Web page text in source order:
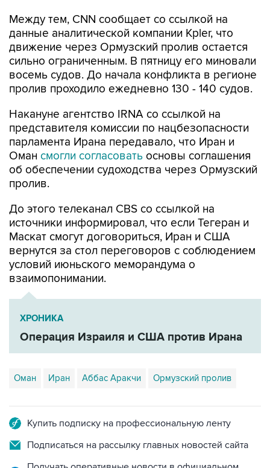
Между тем, CNN сообщает со ссылкой на
данные аналитической компании Kpler, что
движение через Ормузский пролив остается
сильно ограниченным. В пятницу его миновали
восемь судов. До начала конфликта в регионе
пролив проходило ежедневно 130 - 140 судов.
Накануне агентство IRNA со ссылкой на
представителя комиссии по нацбезопасности
парламента Ирана передавало, что Иран и
Оман смогли согласовать основы соглашения
об обеспечении судоходства через Ормузский
пролив.
До этого телеканал CBS со ссылкой на
источники информировал, что если Тегеран и
Маскат смогут договориться, Иран и США
вернутся за стол переговоров с соблюдением
условий июньского меморандума о
взаимопонимании.
ХРОНИКА
Операция Израиля и США против Ирана
Оман Иран Аббас Аракчи Ормузский пролив
Купить подписку на профессиональную ленту
Подписаться на рассылку главных новостей сайта